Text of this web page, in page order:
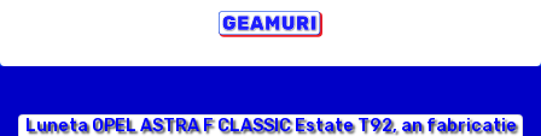
Luneta OPEL ASTRA F CLASSIC Estate T92, an fabricatie